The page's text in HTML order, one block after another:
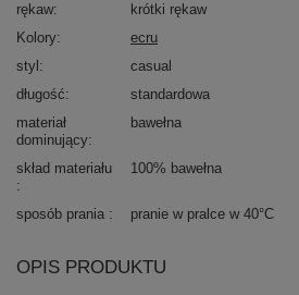
rękaw
krótki rękaw
Kolory
ecru
styl
casual
długość
standardowa
materiał
dominujący
bawełna
skład materiału 100% bawełna
sposób prania pranie w pralce w 40°C
OPIS PRODUKTU